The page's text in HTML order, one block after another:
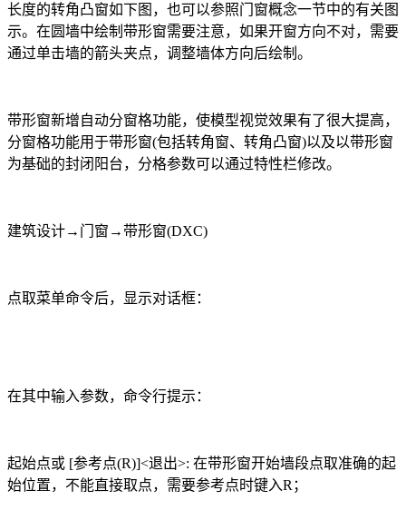
长度的转角凸窗如下图，也可以参照门窗概念一节中的有关图
示。在圆墙中绘制带形窗需要注意，如果开窗方向不对，需要
通过单击墙的箭头夹点，调整墙体方向后绘制。
带形窗新增自动分窗格功能，使模型视觉效果有了很大提高，
分窗格功能用于带形窗(包括转角窗、转角凸窗)以及以带形窗
为基础的封闭阳台，分格参数可以通过特性栏修改。
建筑设计→门窗→带形窗(DXC)
点取菜单命令后，显示对话框：
在其中输入参数，命令行提示：
起始点或 [参考点(R)]<退出>: 在带形窗开始墙段点取准确的起
始位置，不能直接取点，需要参考点时键入R；